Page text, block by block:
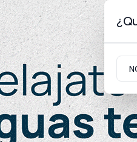
2026
Gabinete